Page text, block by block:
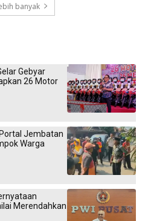
banyak
Gebyar
26 Motor
Jembatan
Warga
Merendahkan